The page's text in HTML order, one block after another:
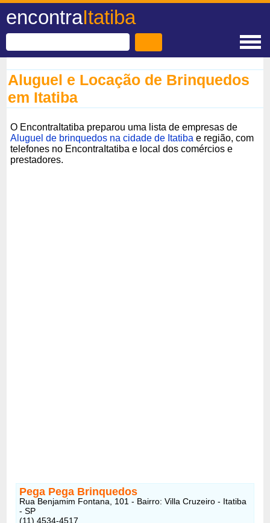
encontraItatiba
Aluguel e Locação de Brinquedos
em Itatiba
O EncontraItatiba preparou uma lista de empresas de
Aluguel de brinquedos na cidade de Itatiba e região, com
telefones no EncontraItatiba e local dos comércios e
prestadores.
Pega Pega Brinquedos
Rua Benjamim Fontana, 101 - Bairro: Villa Cruzeiro - Itatiba
- SP
(11) 4534-4517